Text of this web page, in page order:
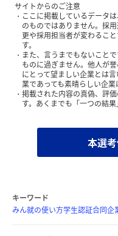
サイトからのご注意
ここに掲載しているデータ
のものではありません。採
更や採用担当者が変わるこ
す。
また、言うまでもないこと
ものに過ぎません。他人が
にとって望ましい企業とは
業であっても素晴らしい企業
掲載された内容の真偽、評
す。あくまでも「一つの結
本選
キーワード
みん就の使い方学生認証合同企